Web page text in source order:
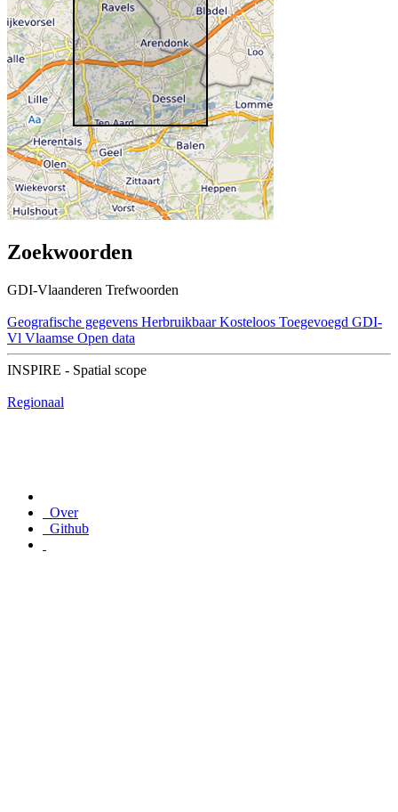
Zoekwoorden
GDI-Vlaanderen Trefwoorden
Geografische gegevens Herbruikbaar Kosteloos Toegevoegd GDI-
Vl Vlaamse Open data
INSPIRE - Spatial scope
Regionaal
Over
Github